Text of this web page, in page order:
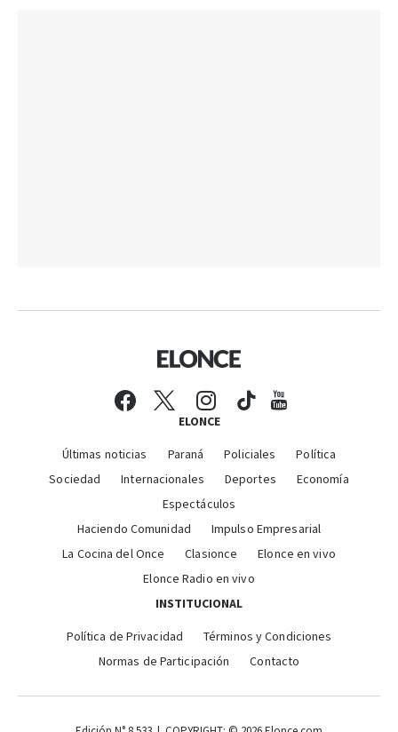
ELONCE
Últimas noticias Paraná Policiales
Política
Sociedad
Internacionales Deportes
Economía
Espectáculos
Haciendo Comunidad
Impulso Empresarial
La Cocina del Once
Clasionce
Elonce en vivo
Elonce Radio en vivo
INSTITUCIONAL
Política de Privacidad
Términos y Condiciones
Normas de Participación
Contacto